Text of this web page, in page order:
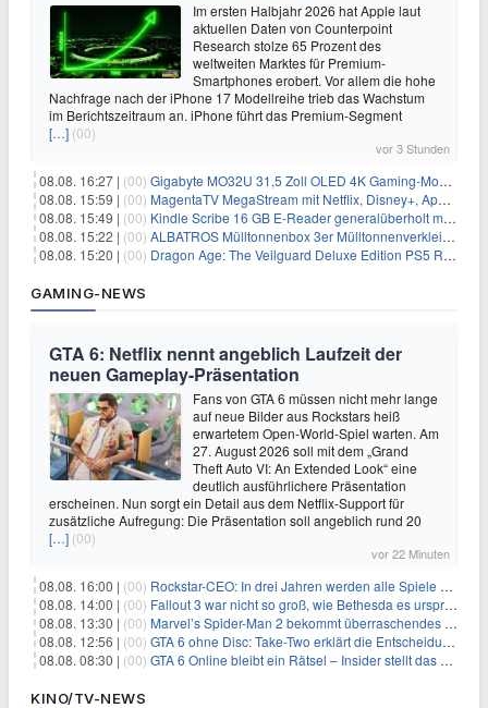
Im ersten Halbjahr 2026 hat Apple laut
aktuellen Daten von Counterpoint
Research stolze 65 Prozent des
weltweiten Marktes für Premium-
Smartphones erobert. Vor allem die hohe
Nachfrage nach der iPhone 17 Modellreihe trieb das Wachstum
im Berichtszeitraum an. iPhone führt das Premium-Segment
[…] (00)
vor 3 Stunden
08.08. 16:27 | (00) Gigabyte MO32U 31,5 Zoll OLED 4K Gaming-Monitor für 549€
08.08. 15:59 | (00) MagentaTV MegaStream mit Netflix, Disney+, Apple TV+ & RTL+ für 30€/Monat (effektiv 20,83€/Monat)
08.08. 15:49 | (00) Kindle Scribe 16 GB E-Reader generalüberholt mit Eingabestift für 197,99€
08.08. 15:22 | (00) ALBATROS Mülltonnenbox 3er Mülltonnenverkleidung aus Metall für 577,15€
08.08. 15:20 | (00) Dragon Age: The Veilguard Deluxe Edition PS5 Rollenspiel für 13,76€
GAMING-NEWS
GTA 6: Netflix nennt angeblich Laufzeit der
neuen Gameplay-Präsentation
Fans von GTA 6 müssen nicht mehr lange
auf neue Bilder aus Rockstars heiß
erwartetem Open-World-Spiel warten. Am
27. August 2026 soll mit dem „Grand
Theft Auto VI: An Extended Look“ eine
deutlich ausführlichere Präsentation
erscheinen. Nun sorgt ein Detail aus dem Netflix-Support für
zusätzliche Aufregung: Die Präsentation soll angeblich rund 20
[…] (00)
vor 22 Minuten
08.08. 16:00 | (00) Rockstar-CEO: In drei Jahren werden alle Spiele gestreamt
08.08. 14:00 | (00) Fallout 3 war nicht so groß, wie Bethesda es ursprünglich wollte
08.08. 13:30 | (00) Marvel’s Spider-Man 2 bekommt überraschendes PS5-Update mit gewünschter Komfortfunktion
08.08. 12:56 | (00) GTA 6 ohne Disc: Take-Two erklärt die Entscheidung für Download-Codes
08.08. 08:30 | (00) GTA 6 Online bleibt ein Rätsel – Insider stellt das neue Gerücht klar
KINO/TV-NEWS